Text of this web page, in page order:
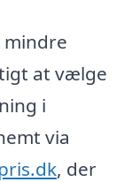
at vælge
i
via
, der